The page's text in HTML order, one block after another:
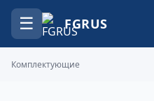
☰ FGRUS
Комплектующие